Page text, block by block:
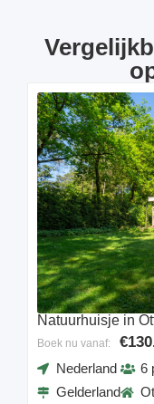
Natuurhuisje in
Boek nu vanaf:
Nederland
Gelderland
6